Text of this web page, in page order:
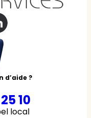
d’aide ?
10
local